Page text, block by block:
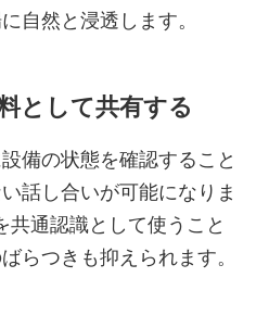
自然と浸透します。
として共有する
備の状態を確認すること
話し合いが可能になりま
共通認識として使うこと
らつきも抑えられます。